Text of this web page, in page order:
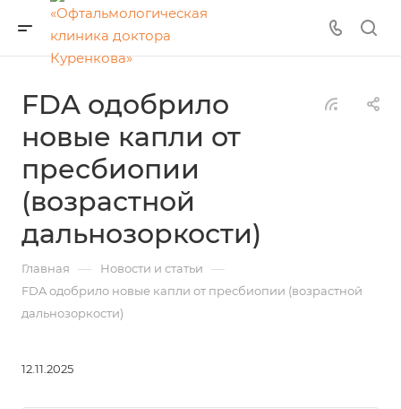
FDA одобрило
новые капли от
пресбиопии
(возрастной
дальнозоркости)
Главная — Новости и статьи —
FDA одобрило новые капли от пресбиопии (возрастной
дальнозоркости)
12.11.2025